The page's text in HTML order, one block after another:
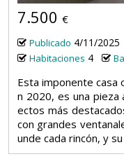
7.500 €
Publicado 4/11/2025
Habitaciones 4
Esta imponente casa
n 2020, es una pieza
ectos más
con grandes
unde cada rincón, y su